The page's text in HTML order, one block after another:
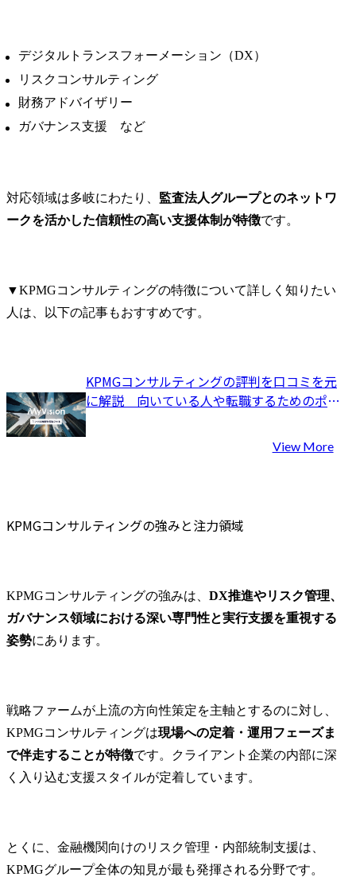
と事業リスクの最小化を
実現します。
・法務・知財業務の高度
化と効率化を目的とし
て、相談対応のAI化・DX
します。
業務プロセスの標準化、
環境整備を行います。
・国内外における特許及
び商標の調査・出願・活
取得と管理を実施しま
す。
技術動向の把握と競合分
析を通じて、効果的な知
の支援と相談対応を実施
社内外の専門家との連携
により、リスク最小化と
事業継続性の確保を最優
デジタルトランスフォーメーション（DX）
リスクコンサルティング
財務アドバイザリー
ガバナンス支援 など
対応領域は多岐にわたり、 監査法人グループとのネットワ
ークを活かした信頼性の高い支援体制が特徴です。
▼KPMGコンサルティングの特徴について詳しく知りたい
人は、以下の記事もおすすめです。
KPMGコンサルティングの評判を口コミを元
に解説　向いている人や転職するためのポイ
View More
KPMGコンサルティングの強みと注力領域
KPMGコンサルティングの強みは、 DX推進やリスク管理、
ガバナンス領域における深い専門性と実行支援を重視する
姿勢にあります。
戦略ファームが上流の方向性策定を主軸とするのに対し、
KPMGコンサルティングは現場への定着・運用フェーズま
で伴走することが特徴です。クライアント企業の内部に深
く入り込む支援スタイルが定着しています。
とくに、金融機関向けのリスク管理・内部統制支援は、
KPMGグループ全体の知見が最も発揮される分野です。